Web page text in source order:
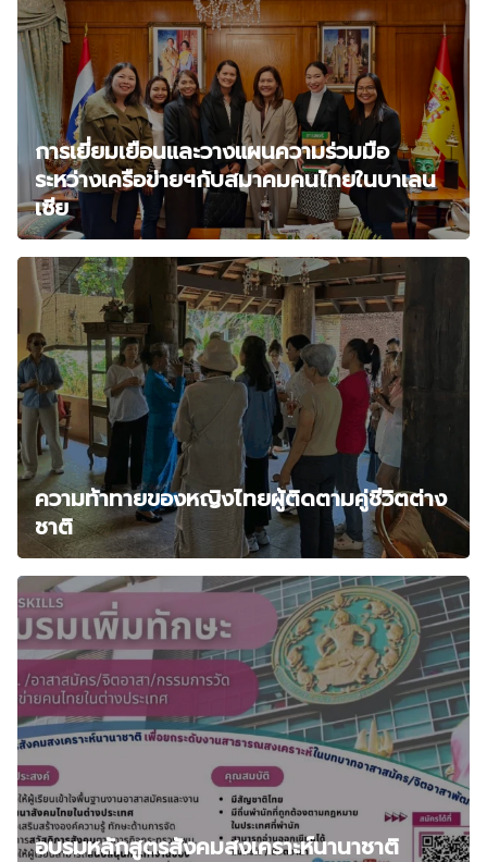
การเยี่ยมเยือนและวางแผนความร่วมมือ
ระหว่างเครือข่ายฯกับสมาคมคนไทยในบาเลน
เซีย
ความท้าทายของหญิงไทยผู้ติดตามคู่ชีวิตต่าง
ชาติ
อบรมหลักสูตรสังคมสงเคราะห์นานาชาติ